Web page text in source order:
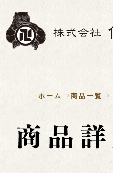
ホーム 商品一覧